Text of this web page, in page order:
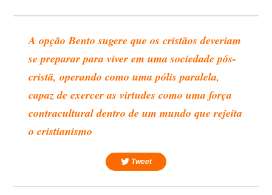
A opção Bento sugere que os cristãos deveriam
se preparar para viver em uma sociedade pós-
cristã, operando como uma pólis paralela,
capaz de exercer as virtudes como uma força
contracultural dentro de um mundo que rejeita
o cristianismo
Tweet